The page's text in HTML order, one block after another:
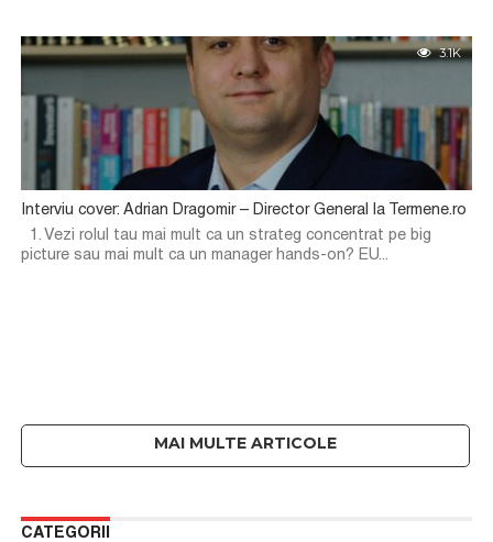
3.1K
Interviu cover: Adrian Dragomir – Director General la Termene.ro
1. Vezi rolul tau mai mult ca un strateg concentrat pe big
picture sau mai mult ca un manager hands-on? EU...
CATEGORII